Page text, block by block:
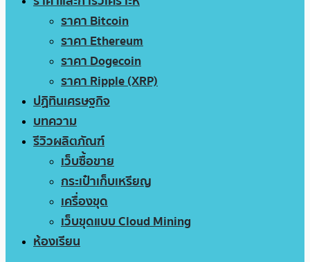
ราคา Bitcoin
ราคา Ethereum
ราคา Dogecoin
ราคา Ripple (XRP)
ปฏิทินเศรษฐกิจ
บทความ
รีวิวผลิตภัณฑ์
เว็บซื้อขาย
กระเป๋าเก็บเหรียญ
เครื่องขุด
เว็บขุดแบบ Cloud Mining
ห้องเรียน